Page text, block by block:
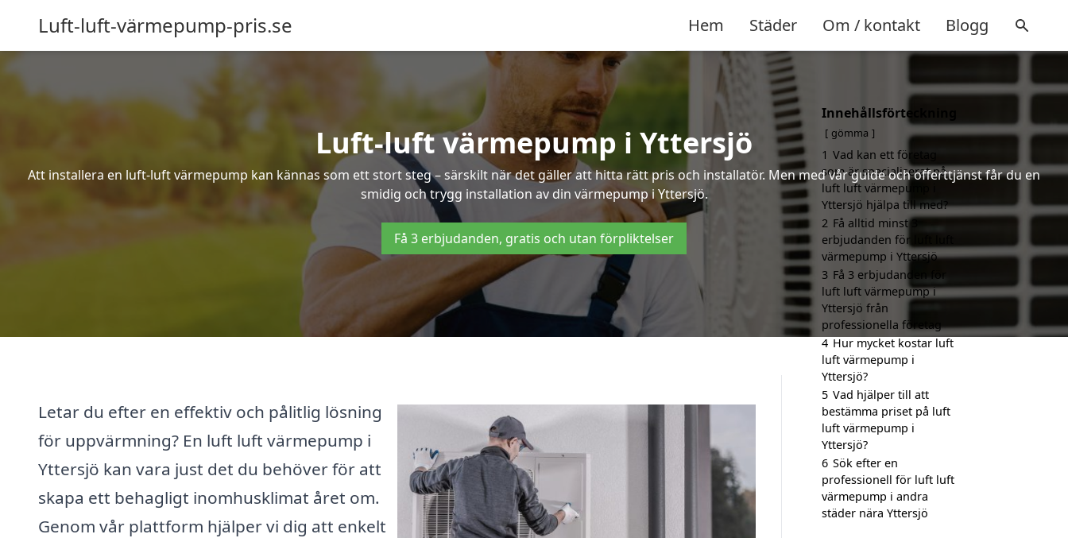
Luft-luft-värmepump-pris.se Hem Städer Om / kontakt Blogg
Luft-luft värmepump i Yttersjö
Att installera en luft-luft värmepump kan kännas som ett stort steg – särskilt när det gäller att hitta rätt pris och installatör. Men med vår guide och offerttjänst får du en
smidig och trygg installation av din värmepump i Yttersjö.
Få 3 erbjudanden, gratis och utan förpliktelser
Letar du efter en effektiv och pålitlig lösning
för uppvärmning? En luft luft värmepump i
Yttersjö kan vara just det du behöver för att
skapa ett behagligt inomhusklimat året om.
Genom vår plattform hjälper vi dig att enkelt
Innehållsförteckning
gömma
1 Vad kan ett företag
som är specialiserat på
luft luft värmepump i
Yttersjö hjälpa till med?
2 Få alltid minst 3
erbjudanden för luft luft
värmepump i Yttersjö
3 Få 3 erbjudanden för
luft luft värmepump i
Yttersjö från
professionella företag
4 Hur mycket kostar luft
luft värmepump i
Yttersjö?
5 Vad hjälper till att
bestämma priset på luft
luft värmepump i
Yttersjö?
6 Sök efter en
professionell för luft luft
värmepump i andra
städer nära Yttersjö